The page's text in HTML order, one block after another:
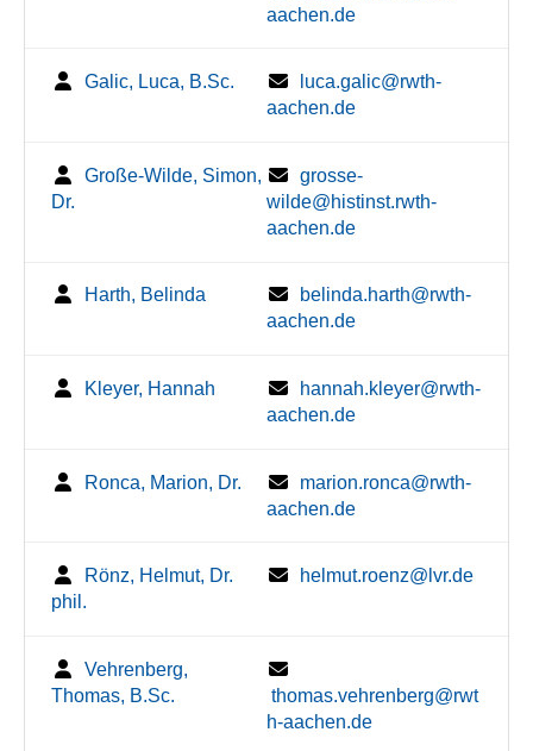
aachen.de
Galic, Luca, B.Sc.
luca.galic@rwth-
aachen.de
Große-Wilde, Simon,
Dr.
grosse-
wilde@histinst.rwth-
aachen.de
Harth, Belinda
belinda.harth@rwth-
aachen.de
Kleyer, Hannah
hannah.kleyer@rwth-
aachen.de
Ronca, Marion, Dr.
marion.ronca@rwth-
aachen.de
Rönz, Helmut, Dr.
phil.
helmut.roenz@lvr.de
Vehrenberg,
Thomas, B.Sc.
thomas.vehrenberg@rwt
h-aachen.de